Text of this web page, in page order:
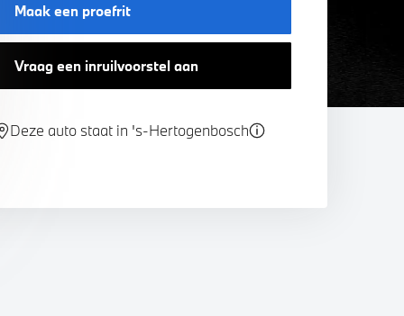
Maak een proefrit
Vraag een inruilvoorstel aan
Deze auto staat in 's-Hertogenbosch